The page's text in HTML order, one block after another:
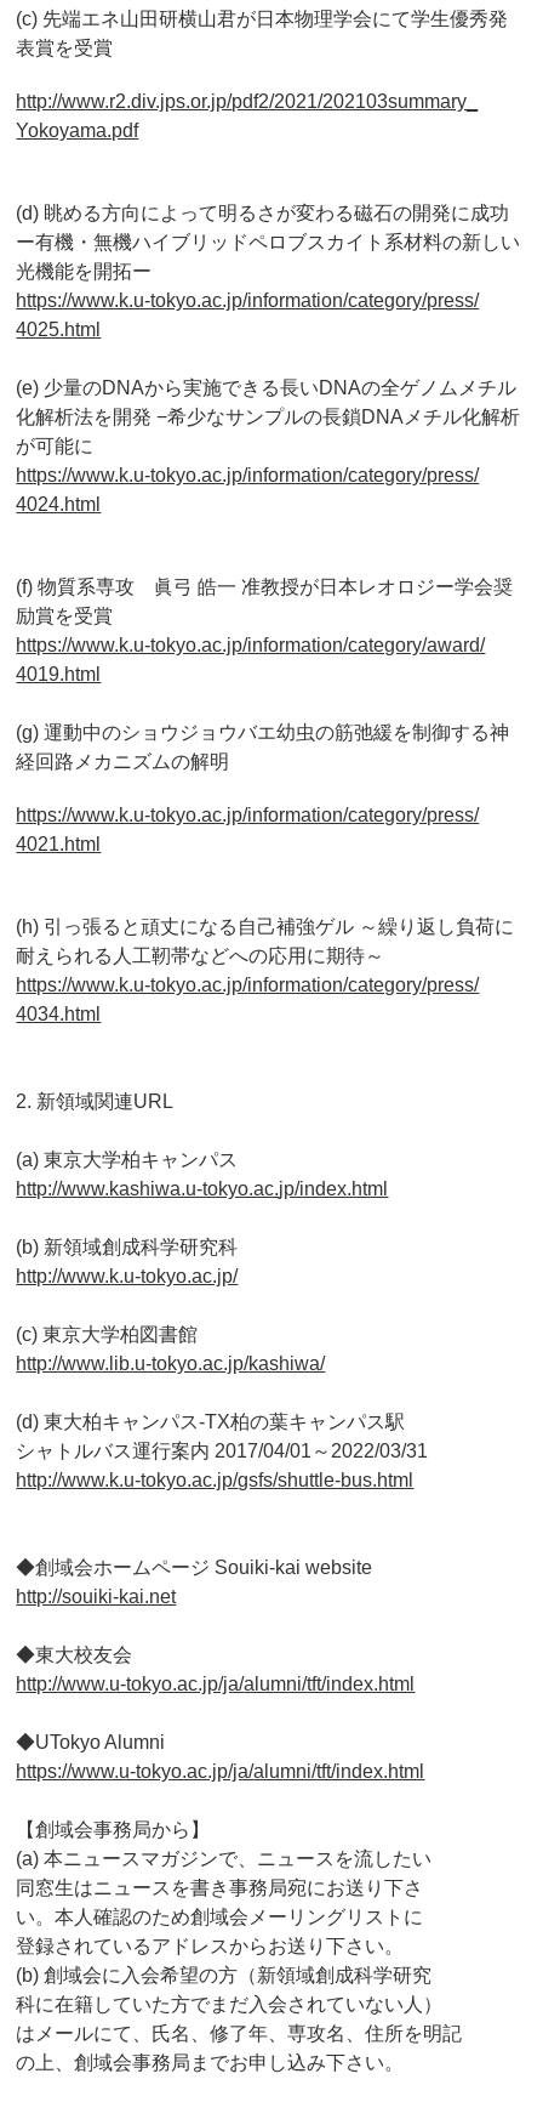
(c) 先端エネ山田研横山君が日本物理学会にて学生優秀発
表賞を受賞
http://www.r2.div.jps.or.jp/pdf2/2021/202103summary_
Yokoyama.pdf
(d) 眺める方向によって明るさが変わる磁石の開発に成功
ー有機・無機ハイブリッドペロブスカイト系材料の新しい
光機能を開拓ー
https://www.k.u-tokyo.ac.jp/information/category/press/
4025.html
(e) 少量のDNAから実施できる長いDNAの全ゲノムメチル
化解析法を開発 −希少なサンプルの長鎖DNAメチル化解析
が可能に
https://www.k.u-tokyo.ac.jp/information/category/press/
4024.html
(f) 物質系専攻 眞弓 皓一 准教授が日本レオロジー学会奨
励賞を受賞
https://www.k.u-tokyo.ac.jp/information/category/award/
4019.html
(g)運動中のショウジョウバエ幼虫の筋弛緩を制御する神
経回路メカニ ズムの解明
https://www.k.u-tokyo.ac.jp/information/category/press/
4021.html
(h) 引っ張ると頑丈になる自己補強ゲル ～繰り返し負荷に
耐えられる人工靭帯などへの応用に期待～
https://www.k.u-tokyo.ac.jp/information/category/press/
4034.html
2. 新領域関連URL
(a) 東京大学柏キャンパス
http://www.kashiwa.u-tokyo.ac.jp/index.html
(b) 新領域創成科学研究科
http://www.k.u-tokyo.ac.jp/
(c) 東京大学柏図書館
http://www.lib.u-tokyo.ac.jp/kashiwa/
(d) 東大柏キャンパス-TX柏の葉キャンパス駅
シャトルバス運行案内 2017/04/01～2022/03/31
http://www.k.u-tokyo.ac.jp/gsfs/shuttle-bus.html
◆創域会ホームページ Souiki-kai website
http://souiki-kai.net
◆東大校友会
http://www.u-tokyo.ac.jp/ja/alumni/tft/index.html
◆UTokyo Alumni
https://www.u-tokyo.ac.jp/ja/alumni/tft/index.html
【創域会事務局から】
(a) 本ニュースマガジンで、ニュースを流したい
同窓生はニュースを書き事務局宛にお送り下さ
い。本人確認のため創域会メーリングリストに
登録されているアドレスからお送り下さい。
(b) 創域会に入会希望の方（新領域創成科学研究
科に在籍していた方でまだ入会されていない人）
はメールにて、氏名、修了年、専攻名、住所を明記
の上、創域会事務局までお申し込み下さい。